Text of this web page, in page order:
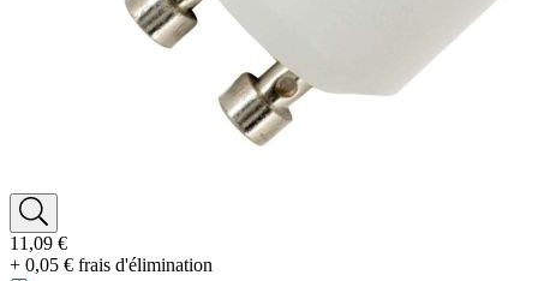
11,09 €
+ 0,05 € frais d'élimination